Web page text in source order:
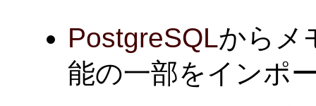
PostgreSQLからメ
能の一部をインポ